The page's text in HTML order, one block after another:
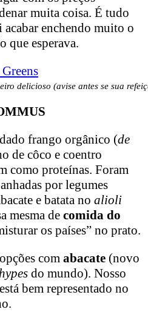
muita coisa. É tudo
acabar enchendo muito o
que esperava.
delicioso (avise antes se sua
frango orgânico (de
de côco e coentro
como proteínas. Foram
por legumes
e batata no alioli
mesma de comida do
os países” no prato.
com abacate (novo
do mundo). Nosso
bem representado no